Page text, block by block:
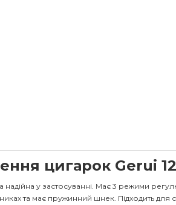
цигарок Gerui
у застосуванні. Має 3 режими
та має пружинний шнек. Підходить для